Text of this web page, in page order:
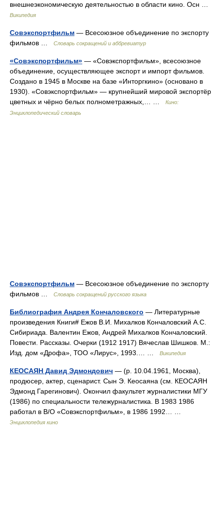
внешнеэкономическую деятельностью в области кино. Осн …
Википедия
Совэкспортфильм — Всесоюзное объединение по экспорту
фильмов …
Словарь сокращений и аббревиатур
«Совэкспортфильм» — «Совэкспортфильм», всесоюзное
объединение, осуществляющее экспорт и импорт фильмов.
Создано в 1945 в Москве на базе «Инторгкино» (основано в
1930). «Совэкспортфильм» — крупнейший мировой экспортёр
цветных и чёрно белых полнометражных,… …
Кино:
Энциклопедический словарь
Совэкспортфильм — Всесоюзное объединение по экспорту
фильмов …
Словарь сокращений русского языка
Библиография Андрея Кончаловского — Литературные
произведения Книги# Ежов В.И. Михалков Кончаловский А.С.
Сибириада. Валентин Ежов, Андрей Михалков Кончаловский.
Повести. Рассказы. Очерки (1912 1917) Вячеслав Шишков. М.:
Изд. дом «Дрофа», ТОО «Лирус», 1993.… …
Википедия
КЕОСАЯН Давид Эдмондович — (р. 10.04.1961, Москва),
продюсер, актер, сценарист. Сын Э. Кеосаяна (см. КЕОСАЯН
Эдмонд Гарегинович). Окончил факультет журналистики МГУ
(1986) по специальности тележурналистика. В 1983 1986
работал в В/О «Совэкспортфильм», в 1986 1992… …
Энциклопедия кино